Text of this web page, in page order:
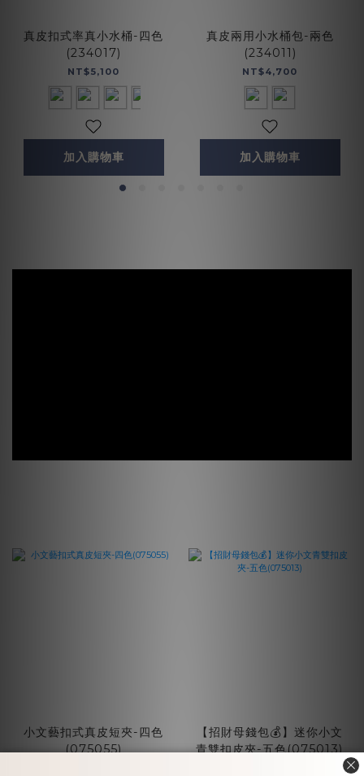
真皮扣式率真小水桶-四色
(234017)
NT$5,100
加入購物車
真皮兩用小水桶包-兩色
(234011)
NT$4,700
加入購物車
小文藝扣式真皮短夾-四色
(075055)
【招財母錢包💰】迷你小文
青雙扣皮夾-五色(075013)